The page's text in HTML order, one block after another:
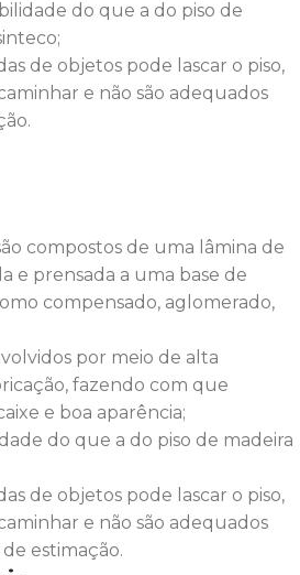
do que a do piso de
de objetos pode lascar o piso,
e não são adequados
compostos de uma lâmina de
e prensada a uma base de
compensado, aglomerado,
por meio de alta
fazendo com que
e boa aparência;
do que a do piso de madeira
de objetos pode lascar o piso,
e não são adequados
estimação.